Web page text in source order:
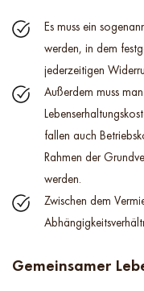
Es muss ein
werden, in dem
jederzeitigen
Außerdem muss
fallen auch
Rahmen der
werden.
Zwischen dem
Gemeinsamer